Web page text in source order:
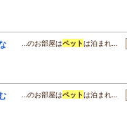
…のお部屋はペットは泊まれ…
…のお部屋はペットは泊まれ…